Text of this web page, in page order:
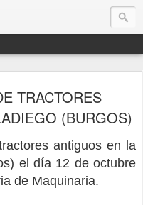
TRACTORES
(BURGOS)
antiguos en la
el día 12 de octubre
de Maquinaria.